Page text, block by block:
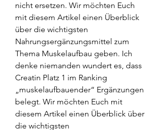
nicht ersetzen. Wir möchten Euch
mit diesem Artikel einen Überblick
über die wichtigsten
Nahrungsergänzungsmittel zum
Thema Muskelaufbau geben. Ich
denke niemanden wundert es, dass
Creatin Platz 1 im Ranking
„muskelaufbauender“ Ergänzungen
belegt. Wir möchten Euch mit
diesem Artikel einen Überblick über
die wichtigsten